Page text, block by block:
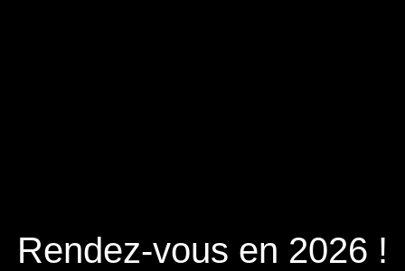
Rendez-vous en 2026 !